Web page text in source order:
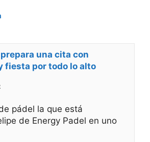
una cita con
fiesta por todo lo alto
pádel la que está
de Energy Padel en uno